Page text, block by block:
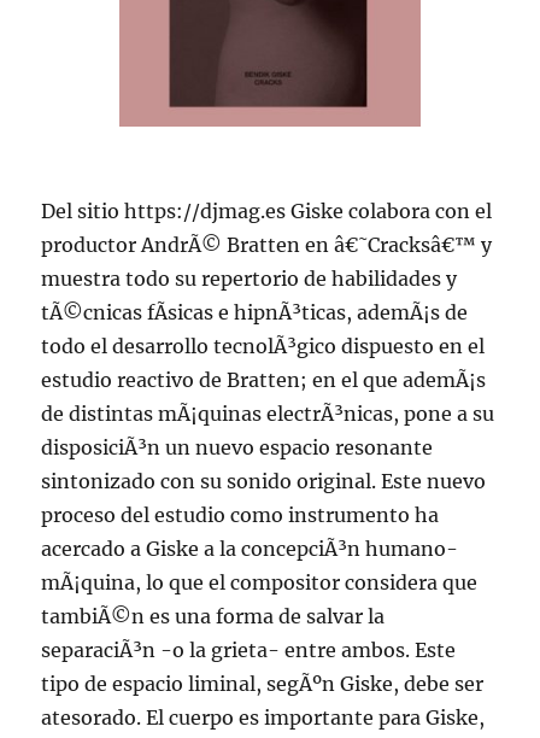
Del sitio https://djmag.es Giske colabora con el
productor AndrÃ© Bratten en â€˜Cracksâ€™ y
muestra todo su repertorio de habilidades y
tÃ©cnicas fÃ­sicas e hipnÃ³ticas, ademÃ¡s de
todo el desarrollo tecnolÃ³gico dispuesto en el
estudio reactivo de Bratten; en el que ademÃ¡s
de distintas mÃ¡quinas electrÃ³nicas, pone a su
disposiciÃ³n un nuevo espacio resonante
sintonizado con su sonido original. Este nuevo
proceso del estudio como instrumento ha
acercado a Giske a la concepciÃ³n humano-
mÃ¡quina, lo que el compositor considera que
tambiÃ©n es una forma de salvar la
separaciÃ³n -o la grieta- entre ambos. Este
tipo de espacio liminal, segÃºn Giske, debe ser
atesorado. El cuerpo es importante para Giske,